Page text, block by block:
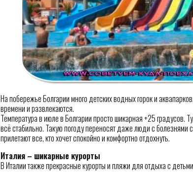
На побережье Болгарии много детских водных горок и
времени и развлекаются.
Температура в июле в Болгарии просто шикарная +25 градусов.
всё стабильно. Такую погоду переносят даже люди с
прилетают все, кто хочет спокойно и комфортно отдохнуть.
Италия – шикарные курорты
В Италии также прекрасные курорты и пляжи для отдыха с